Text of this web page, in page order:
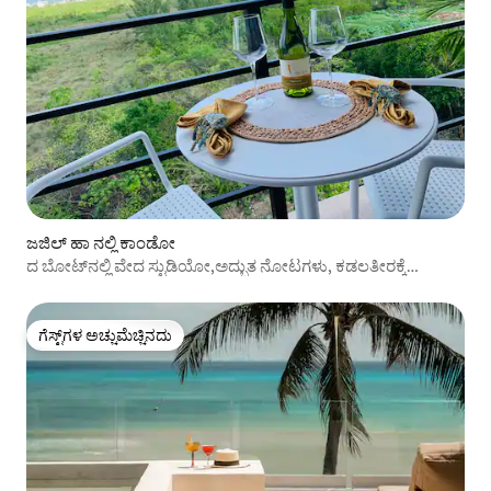
ಜಜಿಲ್ ಹಾ ನಲ್ಲಿ ಕಾಂಡೋ
ದ ಬೋಟ್‌ನಲ್ಲಿ ವೇದ ಸ್ಟುಡಿಯೋ,ಅದ್ಭುತ ನೋಟಗಳು, ಕಡಲತೀರಕ್ಕೆ
ಗೆಸ್ಟ್‌ಗಳ ಅಚ್ಚುಮೆಚ್ಚಿನದು
ಗೆಸ್ಟ್‌ಗಳ ಅಚ್ಚುಮೆಚ್ಚಿನದು